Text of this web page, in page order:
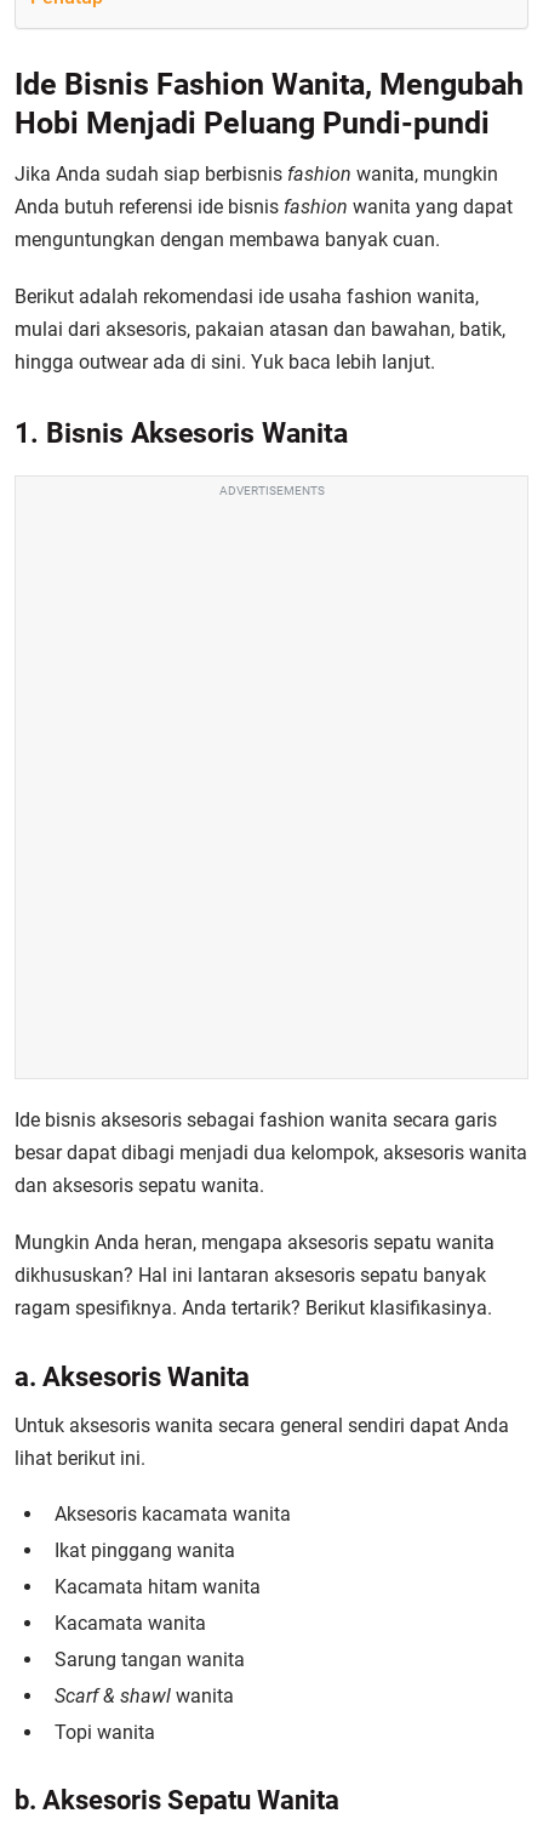
Ide Bisnis Fashion Wanita, Mengubah
Hobi Menjadi Peluang Pundi-pundi
Jika Anda sudah siap berbisnis fashion wanita, mungkin
Anda butuh referensi ide bisnis fashion wanita yang dapat
menguntungkan dengan membawa banyak cuan.
Berikut adalah rekomendasi ide usaha fashion wanita,
mulai dari aksesoris, pakaian atasan dan bawahan, batik,
hingga outwear ada di sini. Yuk baca lebih lanjut.
1. Bisnis Aksesoris Wanita
ADVERTISEMENTS
Ide bisnis aksesoris sebagai fashion wanita secara garis
besar dapat dibagi menjadi dua kelompok, aksesoris wanita
dan aksesoris sepatu wanita.
Mungkin Anda heran, mengapa aksesoris sepatu wanita
dikhususkan? Hal ini lantaran aksesoris sepatu banyak
ragam spesifiknya. Anda tertarik? Berikut klasifikasinya.
a. Aksesoris Wanita
Untuk aksesoris wanita secara general sendiri dapat Anda
lihat berikut ini.
Aksesoris kacamata wanita
Ikat pinggang wanita
Kacamata hitam wanita
Kacamata wanita
Sarung tangan wanita
Scarf & shawl wanita
Topi wanita
b. Aksesoris Sepatu Wanita